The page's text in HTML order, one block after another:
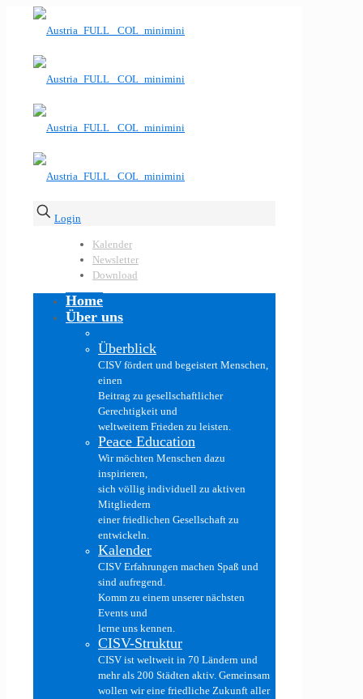
Login
Kalender
Newsletter
Download
Home
Über uns
Überblick
CISV fördert und begeistert Menschen,
einen
Beitrag zu gesellschaftlicher
Gerechtigkeit und
weltweitem Frieden zu leisten.
Peace Education
Wir möchten Menschen dazu
inspirieren,
sich völlig individuell zu aktiven
Mitgliedern
einer friedlichen Gesellschaft zu
entwickeln.
Kalender
CISV Erfahrungen machen Spaß und
sind aufregend.
Komm zu einem unserer nächsten
Events und
lerne uns kennen.
CISV-Struktur
CISV ist weltweit in 70 Ländern und
mehr als 200 Städten aktiv. Gemeinsam
wollen wir eine friedliche Zukunft aller